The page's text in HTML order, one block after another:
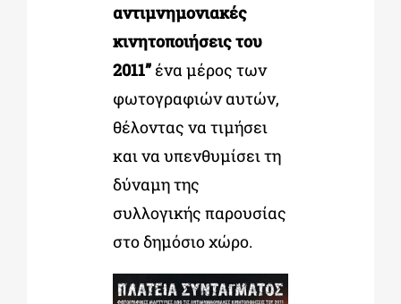
αντιµνηµονιακές
κινητοποιήσεις του
2011” ένα µέρος των
φωτογραφιών αυτών,
θέλοντας να τιµήσει
και να υπενθυµίσει τη
δύναµη της
συλλογικής παρουσίας
στο δηµόσιο χώρο.